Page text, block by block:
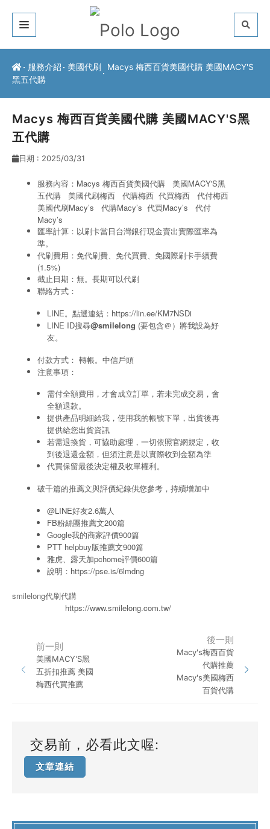
關於我們
服務介紹
常見問題
聯絡方式
服務介紹 美國代刷
Macys 梅西百貨美國代購 美國MACY'S
黑五代購
Macys 梅西百貨美國代購 美國MACY'S黑
五代購
日期 : 2025/03/31
服務內容：Macys 梅西百貨美國代購 美國MACY'S黑
五代購 美國代刷梅西
代購梅西 代買梅西
代付梅西
美國代刷Macy’s
代購Macy’s 代買Macy’s
代付
Macy’s
匯率計算：以刷卡當日台灣銀行現金賣出實際匯率為
準。
代刷費用：免代刷費、免代買費、免國際刷卡手續費
(1.5%)
截止日期：無。長期可以代刷
聯絡方式：
LINE。點選連結： https://lin.ee/KM7NSDi
LINE ID搜尋@smilelong (要包含＠）將我設為好
友。
付款方式： 轉帳。中信戶頭
注意事項：
需付全額費用，才會成立訂單，若未完成交易，會
全額退款。
提供產品明細給我，使用我的帳號下單，出貨後再
提供給您出貨資訊
若需退換貨，可協助處理，一切依照官網規定，收
到後退還金額，但須注意是以實際收到金額為準
代買保留最後決定權及收單權利。
破千篇的推薦文與評價紀錄供您參考，持續增加中
@LINE好友2.6萬人
FB粉絲團推薦文200篇
Google我的商家評價900篇
PTT helpbuy版推薦文900篇
雅虎、露天加pchome評價600篇
說明： https://pse.is/6lmdng
smilelong代刷代購
https://www.smilelong.com.tw/
前一則
美國MACY'S黑
五折扣推薦 美國
梅西代買推薦
後一則
Macy's梅西百貨
代購推薦
Macy's美國梅西
百貨代購
交易前，必看此文喔:
文章連結